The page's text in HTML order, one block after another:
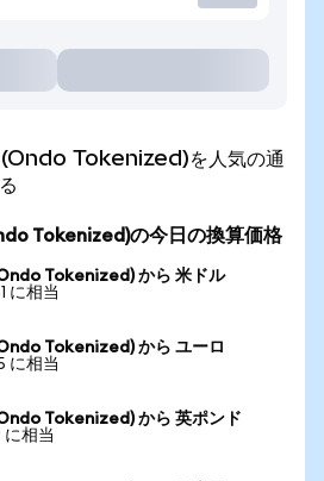
Tokenized)を人気の通
Tokenized)の今日の換算価格
Tokenized) から 米ドル
に相当
Tokenized) から ユーロ
に相当
Tokenized) から 英ポンド
に相当